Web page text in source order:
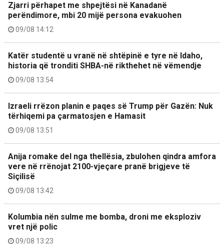
Zjarri përhapet me shpejtësi në Kanadanë
perëndimore, mbi 20 mijë persona evakuohen
09/08 14:12
Katër studentë u vranë në shtëpinë e tyre në Idaho,
historia që tronditi SHBA-në rikthehet në vëmendje
09/08 13:54
Izraeli rrëzon planin e paqes së Trump për Gazën: Nuk
tërhiqemi pa çarmatosjen e Hamasit
09/08 13:51
Anija romake del nga thellësia, zbulohen qindra amfora
vere në rrënojat 2100-vjeçare pranë brigjeve të
Siçilisë
09/08 13:42
Kolumbia nën sulme me bomba, droni me eksploziv
vret një polic
09/08 13:23